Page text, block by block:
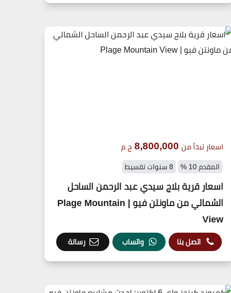
اسعار تبدأ من 8,800,000 ج.م
المقدم 10 % 8 سنوات تقسيط
اسعار قرية بلاج سيدي عبد الرحمن الساحل
الشمالي من ماونتن فيو | Plage Mountain
View
اتصل بنا واتساب رسالة